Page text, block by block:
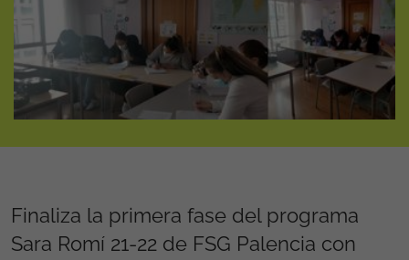
Finaliza la primera fase del programa
Sara Romí 21-22 de FSG Palencia con